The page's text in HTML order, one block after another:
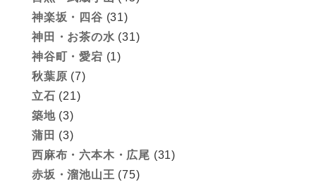
神楽坂・四谷 (31)
神田・お茶の水 (31)
神谷町・愛宕 (1)
秋葉原 (7)
立石 (21)
築地(3)
蒲田 (3)
西麻布・六本木・広尾 (31)
赤坂・溜池山王 (75)